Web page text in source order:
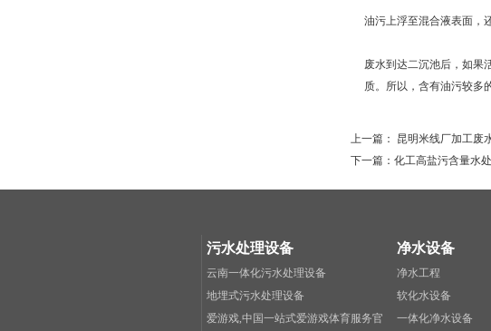
油污上浮至混合液表面，
废水到达二沉池后，如果
质。所以，含有油污较多
上一篇：
昆明米线厂加工废
下一篇： 化工高盐污含量水
污水处理设备
云南一体化污水处理设备
地埋式污水处理设备
爱游戏,中国一站式爱游戏体育服务官
净水设备
净水工程
软化水设备
一体化净水设备